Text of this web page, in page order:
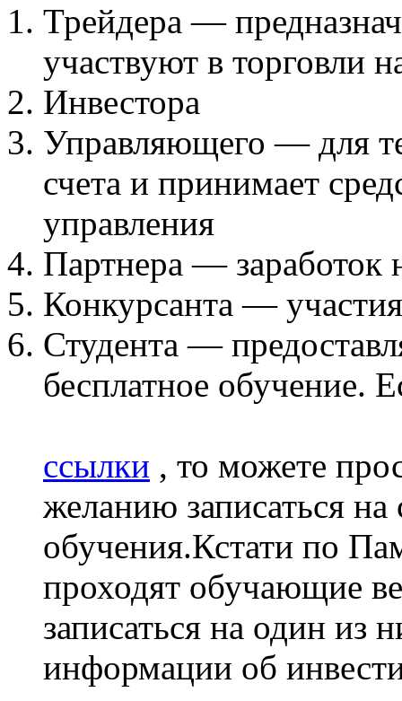
Трейдера —
участвуют в торговли
Инвестора
Управляющего — для
счета и принимает
управления
Партнера — заработок
Конкурсанта —
Студента —
бесплатное обучение.
ссылки , то можете
желанию записаться
обучения.Кстати по
проходят обучающие
записаться на один из
информации об